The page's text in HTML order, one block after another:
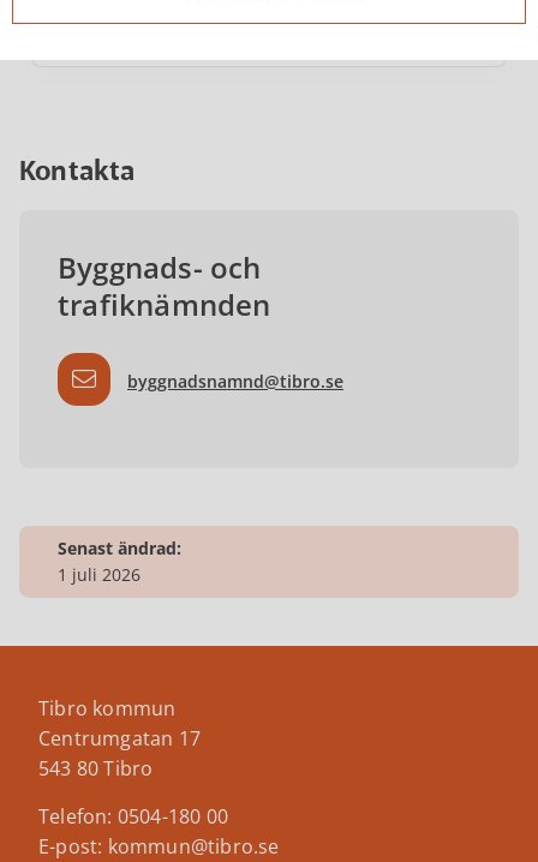
Kontakta
Byggnads- och
trafiknämnden
byggnadsnamnd@tibro.se
Senast ändrad:
1 juli 2026
Tibro kommun
Centrumgatan 17
543 80 Tibro
Telefon: 0504-180 00
E-post: kommun@tibro.se